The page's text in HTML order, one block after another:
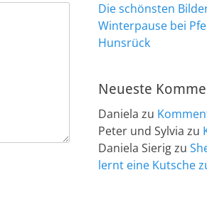
Die schönsten
Winterpause bei
Hunsrück
Neueste
Daniela zu
Peter und Sylvia zu
Daniela Sierigzu
lernt eine Kutsche